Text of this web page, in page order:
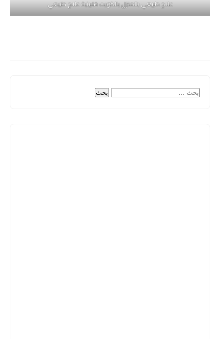
علاج طبيعي بالمنزل بالكويت فلبينية علاج طبيعي
البحث